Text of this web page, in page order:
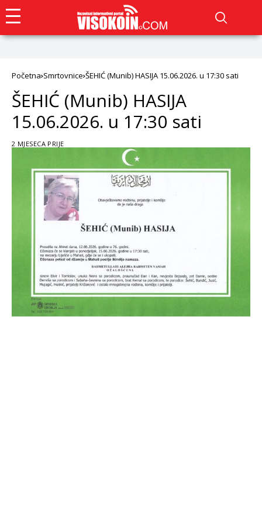
Početna Smrtovnice ŠEHIĆ (Munib) HASIJA 15.06.2026. u 17:30 sati
ŠEHIĆ (Munib) HASIJA
15.06.2026. u 17:30 sati
2 MJESECA PRIJE